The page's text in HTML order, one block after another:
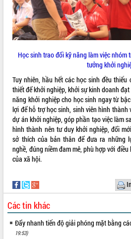
Thường trực HĐND tỉnh Đắk Lắk gặp
mặt Đoàn chuyên gia y tế TP. Hồ Chí
Minh
Lễ truy điệu và an táng hài cốt liệt sĩ
Bàn giải pháp tháo gỡ khó khăn trong
xuất khẩu sầu riêng và triển khai quy
định EUDR
Thứ trưởng Bộ Nông nghiệp và Môi
trường Nguyễn Hoàng Hiệp khảo sát
vùng trồng và doanh nghiệp đóng gói
sầu riêng tại Đắk Lắk
Trình diễn nghệ thuật chế biến các
món ăn từ sầu riêng
Đắk Lắk công bố Quy hoạch và xúc
Ngành cá ngừ Đắk Lắk chủ động thích
ứng để giữ vững thị trường xuất khẩu
Diễn đàn Kinh tế tư nhân Việt Nam đột
phá cơ chế - Hợp tác công tư
Đề án 06 tạo bước ngoặt đột phá trong
cải cách hành chính tỉnh Đắk Lắk
THỐNG KÊ TRUY CẬP
Học sinh trao đổi kỹ năng làm việc
tưởng khởi
Tuy nhiên, hầu hết các học sinh đều
thiết để khởi nghiệp, khởi sự kinh doanh
năng khởi nghiệp cho học sinh ngay từ
lợi để hỗ trợ học sinh, sinh viên hình
dự án khởi nghiệp, góp phần tạo việc làm
hình thành nên tư duy khởi nghiệp, đổi
sở thích của bản thân để đưa ra những
nghề, đúng niềm đam mê, phù hợp với
của xã hội.
In
Các tin khác
Đẩy nhanh tiến độ giải phóng mặt bằng
19:53)